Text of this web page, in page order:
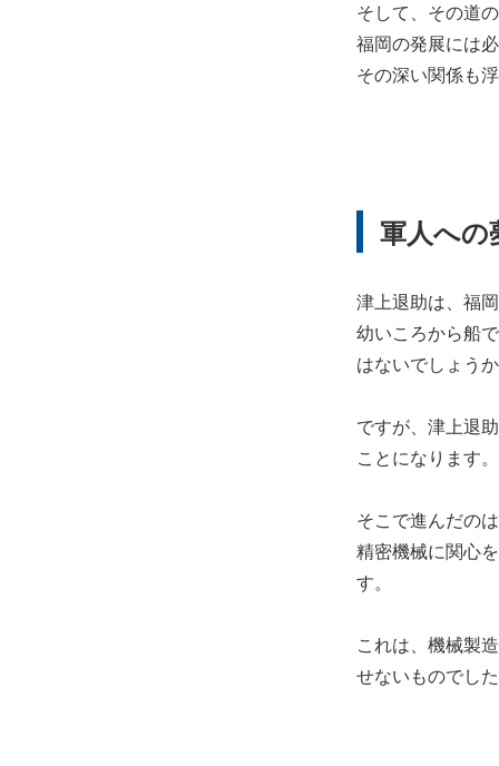
そして、その道
福岡の発展には
その深い関係も
軍人への
津上退助は、福
幼いころから船
はないでしょう
ですが、津上退
ことになります。
そこで進んだの
精密機械に関心
す。
これは、機械製
せないものでし